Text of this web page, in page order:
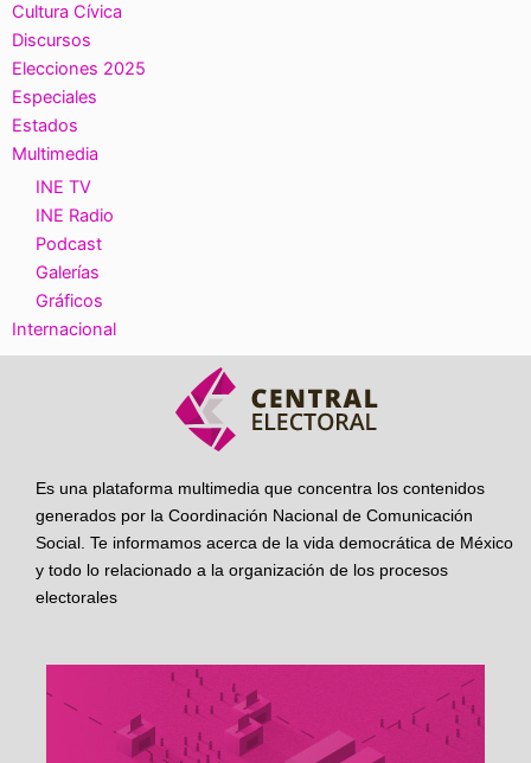
Cultura Cívica
Discursos
Elecciones 2025
Especiales
Estados
Multimedia
INE TV
INE Radio
Podcast
Galerías
Gráficos
Internacional
Es una plataforma multimedia que concentra los contenidos
generados por la Coordinación Nacional de Comunicación
Social. Te informamos acerca de la vida democrática de México
y todo lo relacionado a la organización de los procesos
electorales